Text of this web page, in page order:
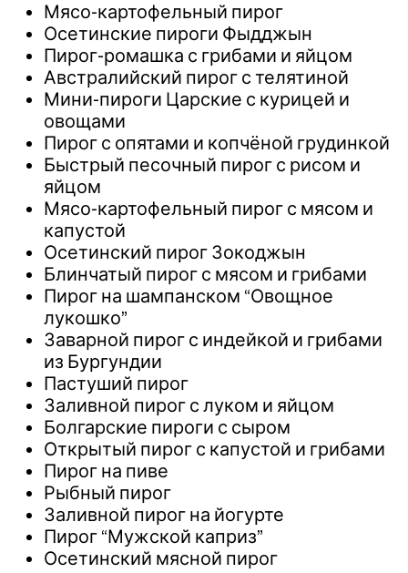
Мясо-картофельный пирог
Осетинские пироги Фыдджын
Пирог-ромашка с грибами и яйцом
Австралийский пирог с телятиной
Мини-пироги Царские с курицей и
овощами
Пирог с опятами и копчёной грудинкой
Быстрый песочный пирог с рисом и
яйцом
Мясо-картофельный пирог с мясом и
капустой
Осетинский пирог Зокоджын
Блинчатый пирог с мясом и грибами
Пирог на шампанском “Овощное
лукошко”
Заварной пирог с индейкой и грибами
из Бургундии
Пастуший пирог
Заливной пирог с луком и яйцом
Болгарские пироги с сыром
Открытый пирог с капустой и грибами
Пирог на пиве
Рыбный пирог
Заливной пирог на йогурте
Пирог “Мужской каприз”
Осетинский мясной пирог